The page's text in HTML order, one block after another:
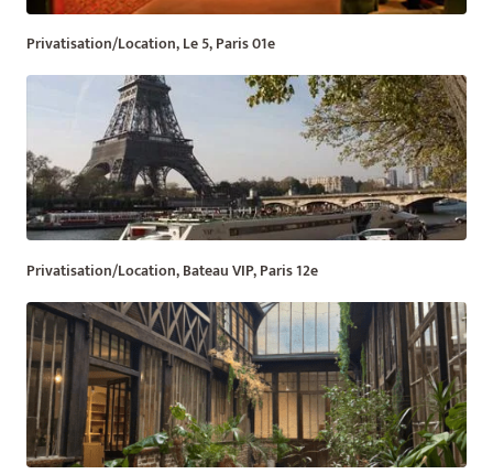
Privatisation/Location, Le 5, Paris 01e
Privatisation/Location, Bateau VIP, Paris 12e